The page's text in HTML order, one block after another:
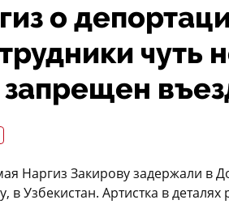
о
чуть
Наргиз Закирову задержали в
в Узбекистан. Артистка в